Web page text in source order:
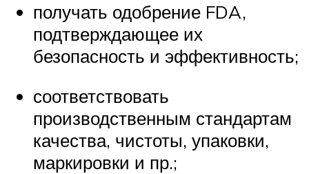
получать одобрение FDA,
подтверждающее их
безопасность и эффективность;
соответствовать
производственным стандартам
качества, чистоты, упаковки,
маркировки и пр.;